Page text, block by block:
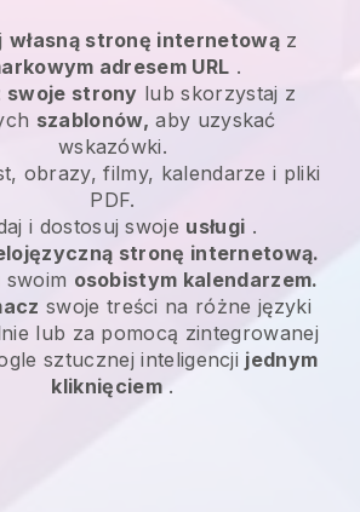
własną stronę internetowąz
adresem URL .
swoje strony lub skorzystaj z
szablonów, aby uzyskać
wskazówki.
obrazy, filmy, kalendarze i pliki
PDF.
i dostosuj swoje usługi .
stronę internetową.
swoim osobistym kalendarzem.
swoje treści na różne języki
lub za pomocą zintegrowanej
sztucznej inteligencji jednym
kliknięciem.